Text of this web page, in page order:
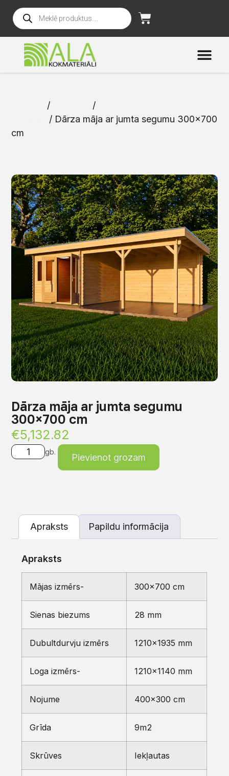
/ /
/ Dārza māja ar jumta segumu 300×700
cm
Dārza māja ar jumta segumu
300×700 cm
€5,132.82
gb.
Pievienot grozam
Apraksts Papildu informācija
Apraksts
Mājas izmērs- 300×700 cm
Sienas biezums 28 mm
Dubultdurvju izmērs 1210×1935 mm
Loga izmērs- 1210×1140 mm
Nojume 400×300 cm
Grīda 9m2
Skrūves Iekļautas